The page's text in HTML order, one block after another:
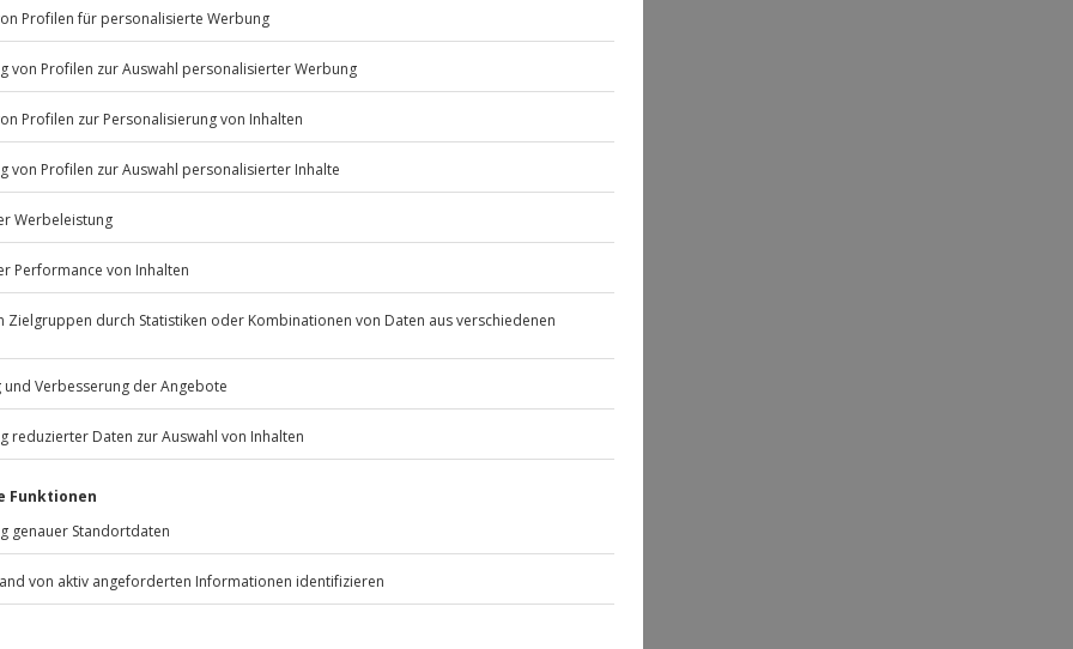
zu bestimmten Terminen
wird das Erlebnis verschoben
Listenansicht
© OpenStreetMaps
Jochen Schweizer
Mühldorfstraße 8
81671 München
außer an bundesweiten